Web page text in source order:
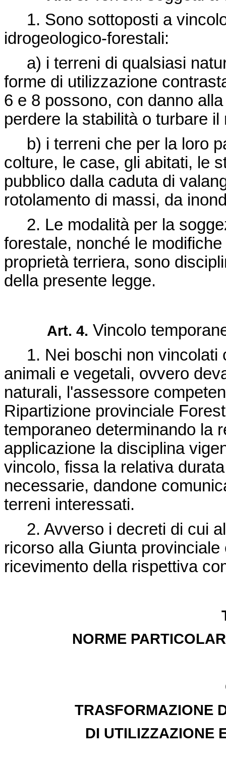
1. Sono sottoposti a
idrogeologico-forestali:
a) i terreni di qualsiasi
forme di utilizzazione
6 e 8 possono, con danno
perdere la stabilità o turbare
b) i terreni che per la loro
colture, le case, gli abitati, le
pubblico dalla caduta di
rotolamento di massi, da
2. Le modalità per la
forestale, nonché le
proprietà terriera, sono
della presente legge.
Art. 4. Vincolo
1. Nei boschi non vincolati
animali e vegetali, ovvero
naturali, l'assessore
Ripartizione provinciale
temporaneo determinando la
applicazione la disciplina
vincolo, fissa la relativa
necessarie, dandone
terreni interessati.
2. Avverso i decreti di cui
ricorso alla Giunta
ricevimento della rispettiva
NORME
TRASFORMAZIONE
DI UTILIZZAZIONE